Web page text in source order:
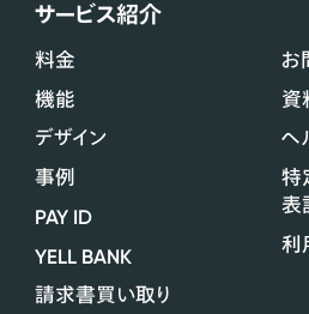
サービス紹介
料金
機能
デザイン
事例
PAY ID
YELL BANK
請求書買い取り
お
資
ヘ
特
表
利